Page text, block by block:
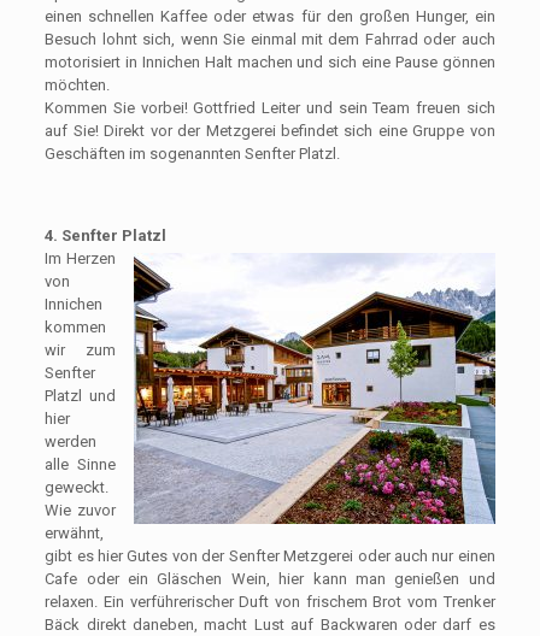
einen schnellen Kaffee oder etwas für den großen Hunger, ein
Besuch lohnt sich, wenn Sie einmal mit dem Fahrrad oder auch
motorisiert in Innichen Halt machen und sich eine Pause gönnen
möchten.
Kommen Sie vorbei! Gottfried Leiter und sein Team freuen sich
auf Sie! Direkt vor der Metzgerei befindet sich eine Gruppe von
Geschäften im sogenannten Senfter Platzl.
4. Senfter Platzl
Im Herzen
von
Innichen
kommen
wir zum
Senfter
Platzl und
hier
werden
alle Sinne
geweckt.
Wie zuvor
erwähnt,
gibt es hier Gutes von der Senfter Metzgerei oder auch nur einen
Cafe oder ein Gläschen Wein, hier kann man genießen und
relaxen. Ein verführerischer Duft von frischem Brot vom Trenker
Bäck direkt daneben, macht Lust auf Backwaren oder darf es